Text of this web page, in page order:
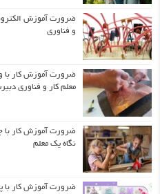
ضرورت آموزش
و فناوری
ضرورت آموزش کار با
معلم کار و فناوری
ضرورت آموزش کار با
نگاه یک معلم
ضرورت آموزش کار با